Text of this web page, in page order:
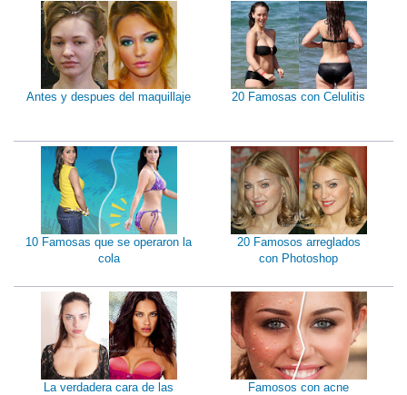
Antes y despues del maquillaje 20 Famosas con Celulitis
10 Famosas que se operaron la
cola
20 Famosos arreglados
con Photoshop
La verdadera cara de las
Famosos con acne